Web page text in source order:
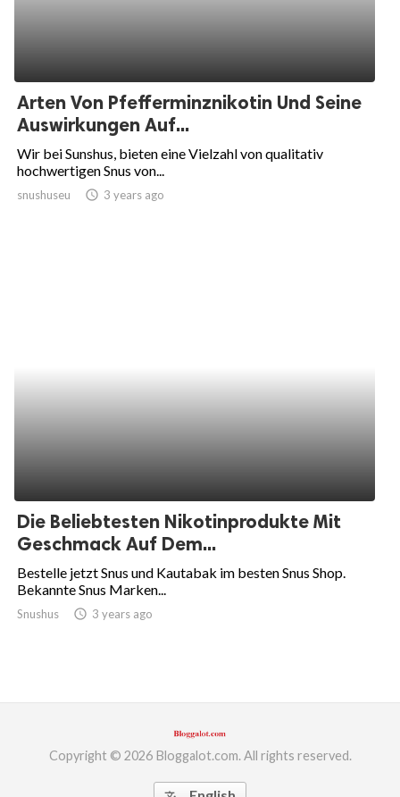
Arten Von Pfefferminznikotin Und Seine
Auswirkungen Auf...
Wir bei Sunshus, bieten eine Vielzahl von qualitativ
hochwertigen Snus von...
snushuseu access_time 3 years ago
Die Beliebtesten Nikotinprodukte Mit
Geschmack Auf Dem...
Bestelle jetzt Snus und Kautabak im besten Snus Shop.
Bekannte Snus Marken...
Snushus access_time 3 years ago
Copyright © 2026 Bloggalot.com. All rights reserved.